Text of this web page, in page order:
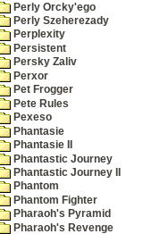
Perly Orcky'ego
Perly Szeherezady
Perplexity
Persistent
Persky Zaliv
Perxor
Pet Frogger
Pete Rules
Pexeso
Phantasie
Phantasie II
Phantastic Journey
Phantastic Journey II
Phantom
Phantom Fighter
Pharaoh's Pyramid
Pharaoh's Revenge